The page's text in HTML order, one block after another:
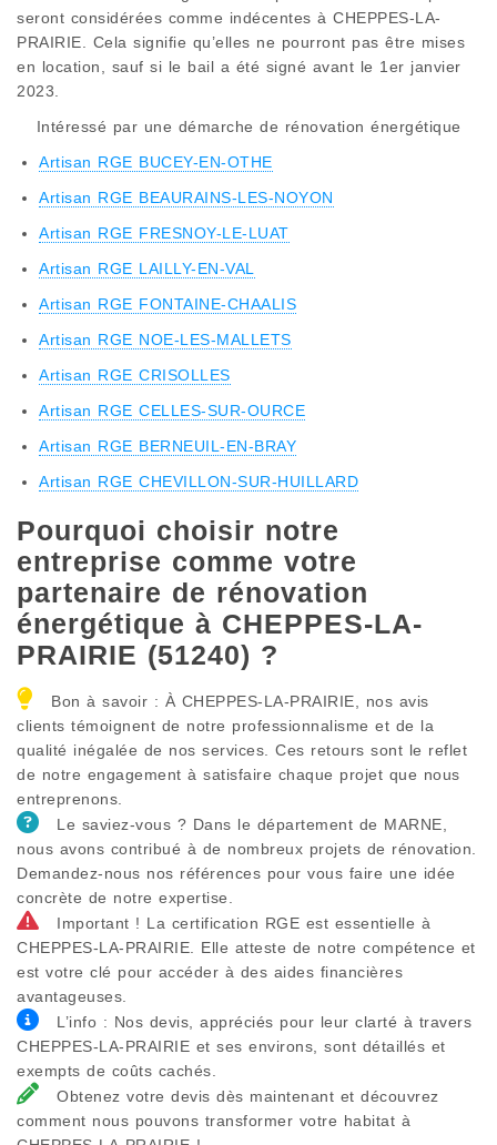
seront considérées comme indécentes à CHEPPES-LA-
PRAIRIE. Cela signifie qu’elles ne pourront pas être mises
en location, sauf si le bail a été signé avant le 1er janvier
2023.
Intéressé par une démarche de rénovation énergétique
Artisan RGE BUCEY-EN-OTHE
Artisan RGE BEAURAINS-LES-NOYON
Artisan RGE FRESNOY-LE-LUAT
Artisan RGE LAILLY-EN-VAL
Artisan RGE FONTAINE-CHAALIS
Artisan RGE NOE-LES-MALLETS
Artisan RGE CRISOLLES
Artisan RGE CELLES-SUR-OURCE
Artisan RGE BERNEUIL-EN-BRAY
Artisan RGE CHEVILLON-SUR-HUILLARD
Pourquoi choisir notre
entreprise comme votre
partenaire de rénovation
énergétique à CHEPPES-LA-
PRAIRIE (51240) ?
Bon à savoir : À CHEPPES-LA-PRAIRIE, nos avis
clients témoignent de notre professionnalisme et de la
qualité inégalée de nos services. Ces retours sont le reflet
de notre engagement à satisfaire chaque projet que nous
entreprenons.
Le saviez-vous ? Dans le département de MARNE,
nous avons contribué à de nombreux projets de rénovation.
Demandez-nous nos références pour vous faire une idée
concrète de notre expertise.
Important ! La certification RGE est essentielle à
CHEPPES-LA-PRAIRIE. Elle atteste de notre compétence et
est votre clé pour accéder à des aides financières
avantageuses.
L’info : Nos devis, appréciés pour leur clarté à travers
CHEPPES-LA-PRAIRIE et ses environs, sont détaillés et
exempts de coûts cachés.
Obtenez votre devis dès maintenant et découvrez
comment nous pouvons transformer votre habitat à